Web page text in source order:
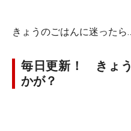
きょうのごはんに迷ったら
毎日更新！ きょ
かが？